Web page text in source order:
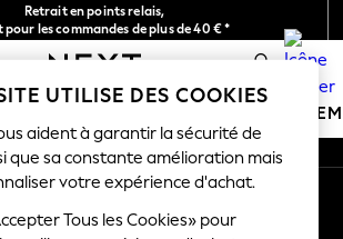
Retrait en points relais,
les commandes de plus de 40 € *
Livraison en 2-3 jours ouvrés*
Holiday Shop
client
Nos réseaux sociaux
compte
UTILISE DES COOKIES
aident à garantir la sécurité de
que sa constante amélioration mais
votre expérience d'achat.
Tous les Cookies» pour